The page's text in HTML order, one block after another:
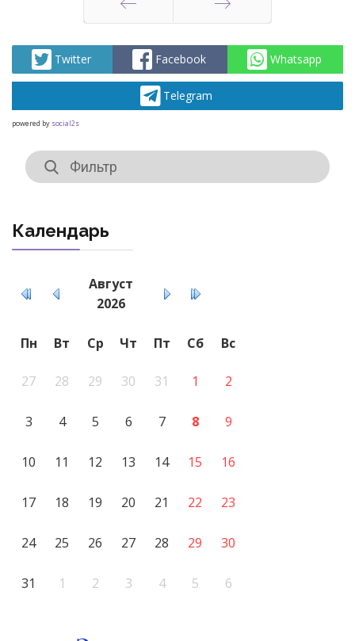
Назад Вперед
Twitter Facebook Whatsapp
Telegram
powered by social2s
Календарь
Август
2026
Пн Вт Ср Чт Пт Сб Вс
27 28 29 30 31 1 2
3 4 5 6 7 8 9
10 11 12 13 14 15 16
17 18 19 20 21 22 23
24 25 26 27 28 29 30
31 1 2 3 4 5 6